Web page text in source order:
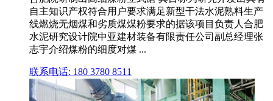
自主知识产权符合用户要求满足新型干法水泥熟料生产
线燃烧无烟煤和劣质煤煤粉要求的据该项目负责人合肥
水泥研究设计院中亚建材装备有限责任公司副总经理张
志宇介绍煤粉的细度对煤 ...
联系电话: 180 3780 8511